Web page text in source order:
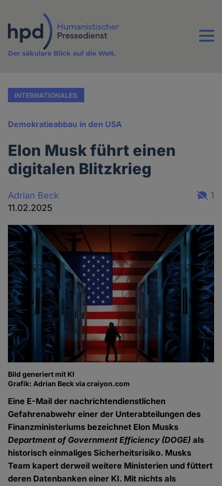
Inhalt
Menu
Der säkulare Blick auf die Welt.
INTERNATIONALES
Demokratieabbau in den USA
Elon Musk führt einen
digitalen Blitzkrieg
Adrian Beck
11.02.2025
1
Bild generiert mit KI
Grafik: Adrian Beck via craiyon.com
Eine E-Mail der nachrichtendienstlichen
Gefahrenabwehr einer der Unterabteilungen des
Finanzministeriums bezeichnet Elon Musks
Department of Government Efficiency (DOGE) als
historisch einmaliges Sicherheitsrisiko. Musks
Team kapert derweil weitere Ministerien und füttert
deren Datenbanken einer KI. Mit nichts als